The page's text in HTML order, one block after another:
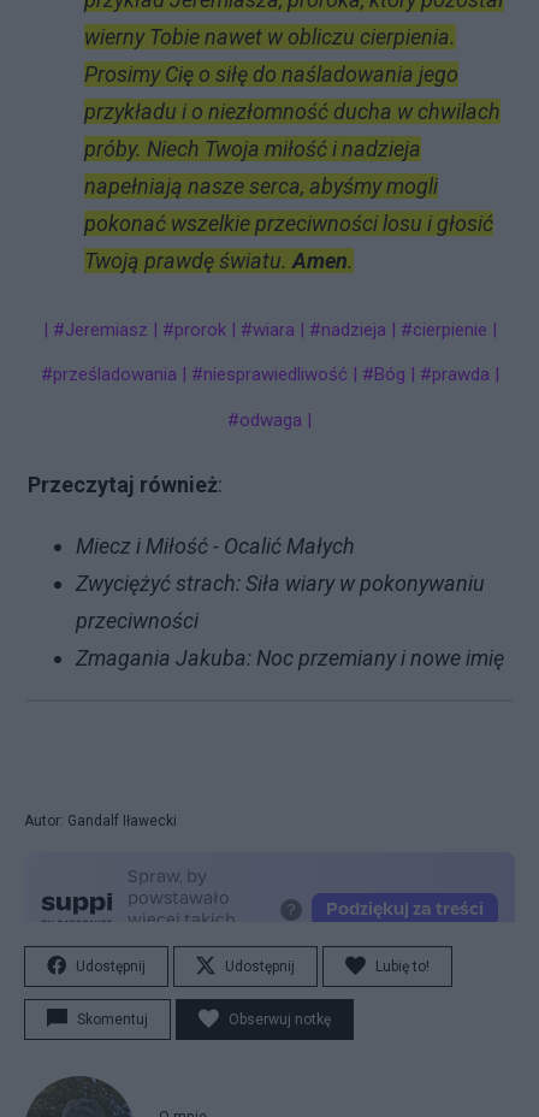
wierny Tobie nawet w obliczu cierpienia.
Prosimy Cię o siłę do naśladowania jego
przykładu i o niezłomność ducha w chwilach
próby. Niech Twoja miłość i nadzieja
napełniają nasze serca, abyśmy mogli
pokonać wszelkie przeciwności losu i głosić
Twoją prawdę światu. Amen.
| #Jeremiasz | #prorok | #wiara | #nadzieja | #cierpienie |
#prześladowania | #niesprawiedliwość | #Bóg | #prawda |
#odwaga |
Przeczytaj również:
Miecz i Miłość - Ocalić Małych
Zwyciężyć strach: Siła wiary w pokonywaniu
przeciwności
Zmagania Jakuba: Noc przemiany i nowe imię
Autor: Gandalf Iławecki
Udostępnij Udostępnij Lubię to!
Skomentuj Obserwuj notkę